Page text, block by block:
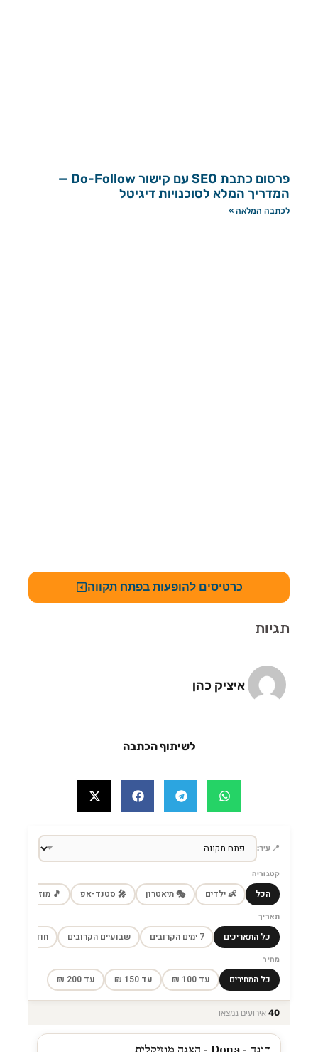
פרסום כתבת SEO עם קישור Do-Follow —
המדריך המלא לסוכנויות דיגיטל
לכתבה המלאה »
כרטיסים להופעות בפתח תקווה
תגיות
איציק כהן
לשיתוף הכתבה
📍 עיר:
קטגוריה
הכל 👶 ילדים 🎭 תיאטרון 🎤 סטנד-אפ 🎵 מוזיקה
תאריך
כל התאריכים 7 ימים הקרובים שבועיים הקרובים חודש הקרוב
מחיר
כל המחירים עד 100 ₪ עד 150 ₪ עד 200 ₪
40 אירועים נמצאו